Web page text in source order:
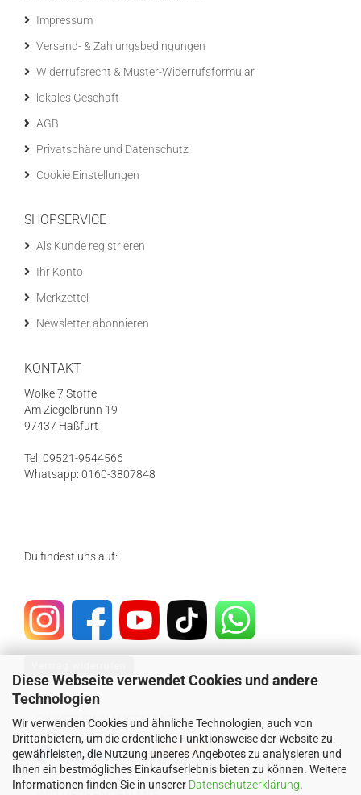
Diese Webseite verwendet Cookies und andere
Technologien
Wir verwenden Cookies und ähnliche Technologien, auch von
Drittanbietern, um die ordentliche Funktionsweise der Website zu
gewährleisten, die Nutzung unseres Angebotes zu analysieren und
Ihnen ein bestmögliches Einkaufserlebnis bieten zu können. Weitere
Informationen finden Sie in unserer Datenschutzerklärung.
Impressum
Versand- & Zahlungsbedingungen
Widerrufsrecht & Muster-Widerrufsformular
lokales Geschäft
AGB
Privatsphäre und Datenschutz
Cookie Einstellungen
SHOPSERVICE
Als Kunde registrieren
Ihr Konto
Merkzettel
Newsletter abonnieren
KONTAKT
Wolke 7 Stoffe
Am Ziegelbrunn 19
97437 Haßfurt
Tel: 09521-9544566
Whatsapp: 0160-3807848
Du findest uns auf:
SICHER EINKAUFEN MIT